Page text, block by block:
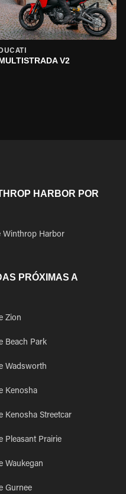
DUCATI
V2
HARBOR POR
Winthrop Harbor
PRÓXIMAS A
Zion
Beach Park
Wadsworth
Kenosha
Kenosha Streetcar
Pleasant Prairie
Waukegan
Gurnee